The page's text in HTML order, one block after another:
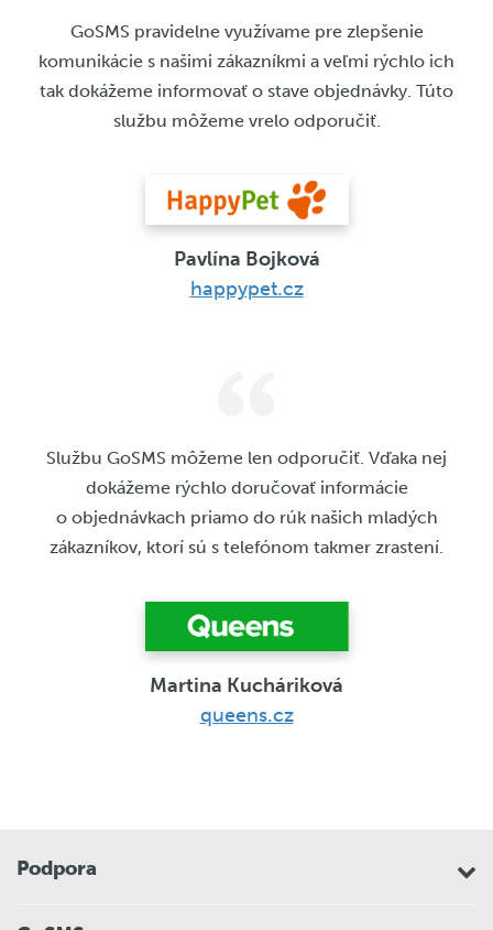
GoSMS pravidelne využívame pre zlepšenie
komunikácie s našimi zákazníkmi a veľmi rýchlo ich
tak dokážeme informovať o stave objednávky. Túto
službu môžeme vrelo odporučiť.
Pavlína Bojková
happypet.cz
Službu GoSMS môžeme len odporučiť. Vďaka nej
dokážeme rýchlo doručovať informácie
o objednávkach priamo do rúk našich mladých
zákazníkov, ktorí sú s telefónom takmer zrastení.
Martina Kucháriková
queens.cz
Podpora